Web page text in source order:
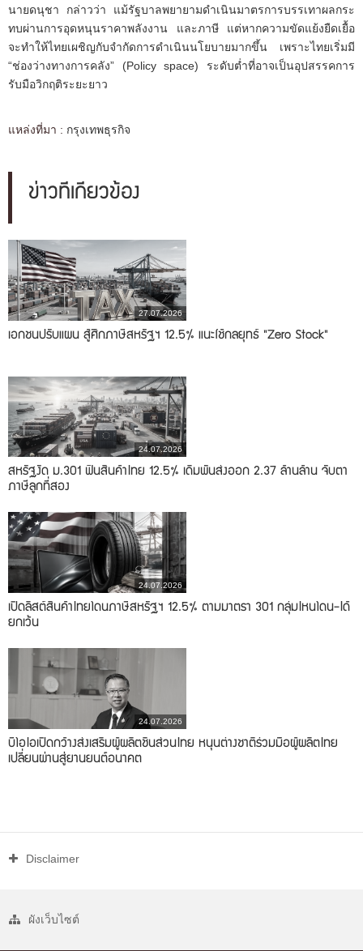
นายดนุชา กล่าวว่า แม้รัฐบาลพยายามดำเนินมาตรการบรรเทาผลกระ
ทบผ่านการอุดหนุนราคาพลังงาน และภาษี แต่หากความขัดแย้งยืดเยื้อ
จะทำให้ไทยเผชิญกับจำกัดการดำเนินนโยบายมากขึ้น เพราะไทยเริ่มมี
“ช่องว่างทางการคลัง” (Policy space) ระดับต่ำที่อาจเป็นอุปสรรคการ
รับมือวิกฤติระยะยาว
แหล่งที่มา : กรุงเทพธุรกิจ
ข่าวที่เกี่ยวข้อง
27.07.2026
เอกชนปรับแผน สู้ศึกภาษีสหรัฐฯ 12.5% แนะใช้กลยุทธ์ "Zero Stock"
24.07.2026
สหรัฐงัด ม.301 ฟันสินค้าไทย 12.5% เดิมพันส่งออก 2.37 ล้านล้าน จับตา
ภาษีลูกที่สอง
24.07.2026
เปิดลิสต์สินค้าไทยโดนภาษีสหรัฐฯ 12.5% ตามมาตรา 301 กลุ่มไหนโดน-ได้
ยกเว้น
24.07.2026
บีโอไอเปิดกว้างส่งเสริมผู้ผลิตชิ้นส่วนไทย หนุนต่างชาติร่วมมือผู้ผลิตไทย
เปลี่ยนผ่านสู่ยานยนต์อนาคต
Disclaimer
ผังเว็บไซต์